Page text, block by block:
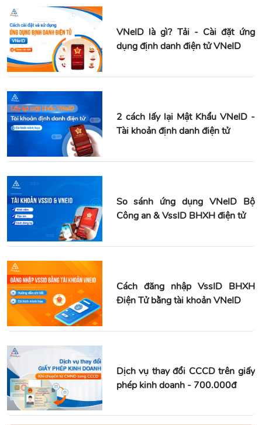
VNeID là gì? Tải - Cài đặt ứng
dụng định danh điện tử VNeID
2 cách lấy lại Mật Khẩu VNeID -
Tài khoản định danh điện tử
So sánh ứng dụng VNeID Bộ
Công an & VssID BHXH điện tử
Cách đăng nhập VssID BHXH
Điện Tử bằng tài khoản VNeID
Dịch vụ thay đổi CCCD trên giấy
phép kinh doanh - 700.000đ